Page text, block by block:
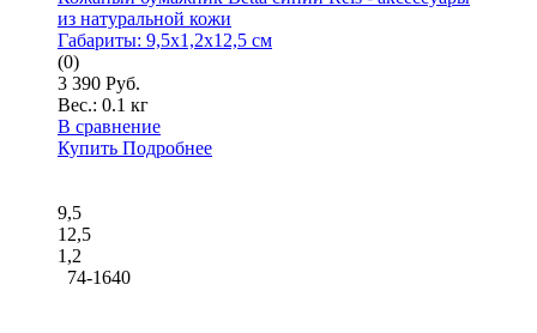
из натуральной кожи
Габариты: 9,5x1,2x12,5 см
(0)
3 390 Руб.
Вес.: 0.1 кг
В сравнение
Купить Подробнее
9,5
12,5
1,2
74-1640